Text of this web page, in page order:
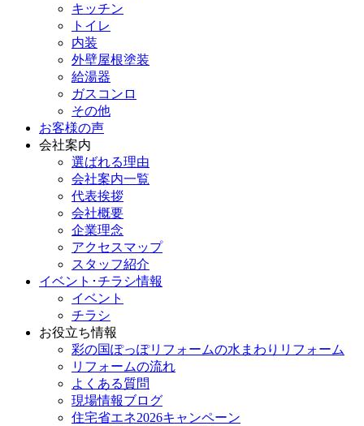
キッチン
トイレ
内装
外壁屋根塗装
給湯器
ガスコンロ
その他
お客様の声
会社案内
選ばれる理由
会社案内一覧
代表挨拶
会社概要
企業理念
アクセスマップ
スタッフ紹介
イベント･チラシ情報
イベント
チラシ
お役立ち情報
彩の国ぽっぽリフォームの水まわりリフォーム
リフォームの流れ
よくある質問
現場情報ブログ
住宅省エネ2026キャンペーン